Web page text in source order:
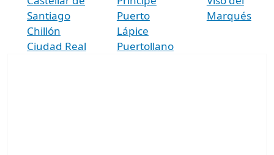
Santiago
Chillón
Ciudad Real
Puerto
Lápice
Puertollano
Marqués